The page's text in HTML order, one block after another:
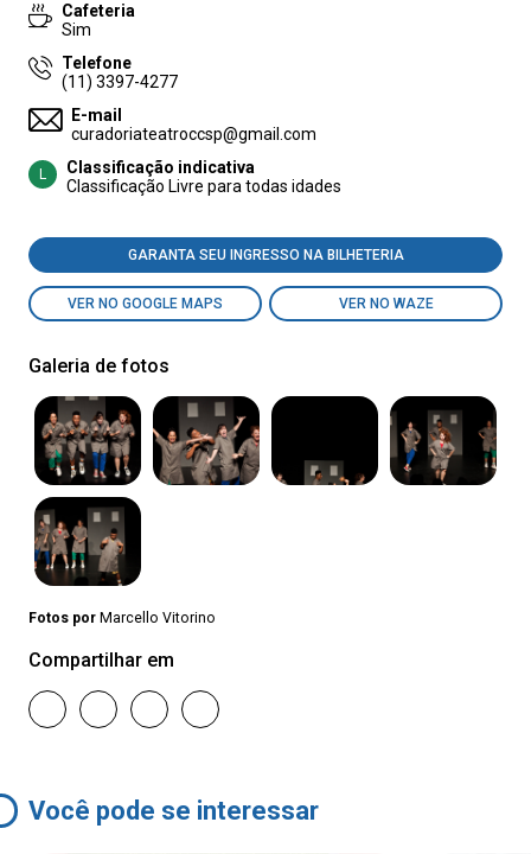
Cafeteria
Sim
Telefone
(11) 3397-4277
E-mail
curadoriateatroccsp@gmail.com
L
Classificação indicativa
Classificação Livre para todas idades
GARANTA SEU INGRESSO NA BILHETERIA
VER NO GOOGLE MAPS VER NO WAZE
Galeria de fotos
Fotos por Marcello Vitorino
Compartilhar em
Você pode se interessar